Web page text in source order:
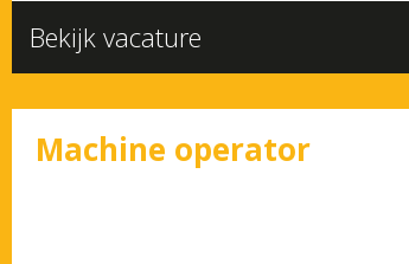
Bekijk vacature
Machine operator